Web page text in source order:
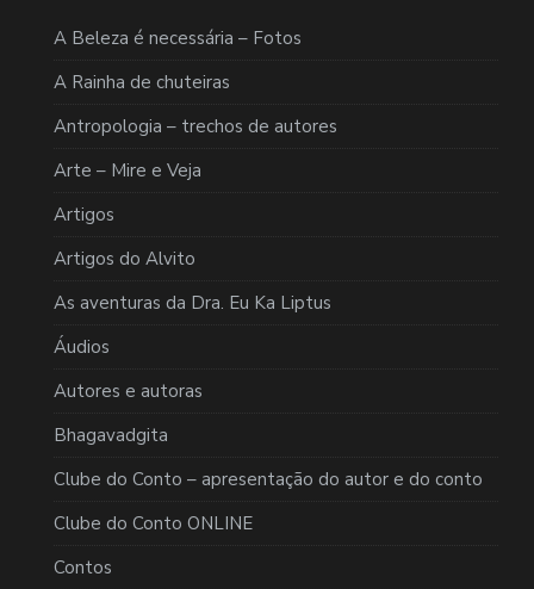
A Beleza é necessária – Fotos
A Rainha de chuteiras
Antropologia – trechos de autores
Arte – Mire e Veja
Artigos
Artigos do Alvito
As aventuras da Dra. Eu Ka Liptus
Áudios
Autores e autoras
Bhagavadgita
Clube do Conto – apresentação do autor e do conto
Clube do Conto ONLINE
Contos